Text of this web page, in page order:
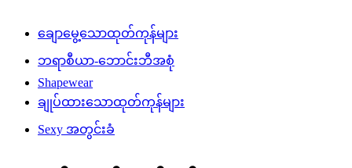
ချောမွေ့သောထုတ်ကုန်များ
ဘရာစီယာ-ဘောင်းဘီအစုံ
Shapewear
ချုပ်ထားသောထုတ်ကုန်များ
Sexy အတွင်းခံ